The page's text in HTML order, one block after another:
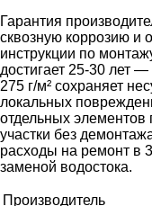
Гарантия
сквозную коррозию и
инструкции по
достигает 25-30 лет
275 г/м² сохраняет
локальных
отдельных
участки без
расходы на ремонт в
заменой водостока.
Производитель